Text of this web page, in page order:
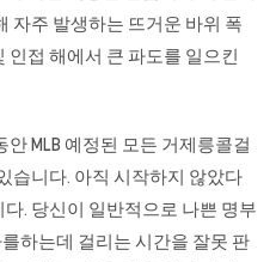
자주 발생하는 뜨거운 바위 폭
인접 해에서 큰 파도를 일으킨
MLB 예정된 모든 거제릉콜걸
습니다. 아직 시작하지 않았다
. 당신이 일반적으로 나쁜 명부
하는데 걸리는 시간을 잘못 판